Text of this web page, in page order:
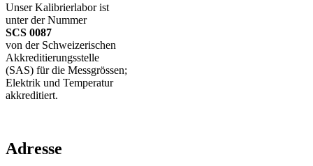
Unser Kalibrierlabor ist
unter der Nummer
SCS 0087
von der Schweizerischen
Akkreditierungsstelle
(SAS) für die Messgrössen;
Elektrik und Temperatur
akkreditiert.
Adresse